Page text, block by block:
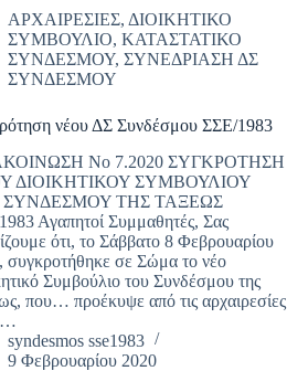
ΑΡΧΑΙΡΕΣΙΕΣ, ΔΙΟΙΚΗΤΙΚΟ
ΣΥΜΒΟΥΛΙΟ, ΚΑΤΑΣΤΑΤΙΚΟ
ΣΥΝΔΕΣΜΟΥ, ΣΥΝΕΔΡΙΑΣΗ ΔΣ
ΣΥΝΔΕΣΜΟΥ
νέου ΔΣ Συνδέσμου ΣΣΕ/1983
Νο 7.2020 ΣΥΓΚΡΟΤΗΣΗ
ΔΙΟΙΚΗΤΙΚΟΥ ΣΥΜΒΟΥΛΙΟΥ
ΣΥΝΔΕΣΜΟΥ ΤΗΣ ΤΑΞΕΩΣ
Αγαπητοί Συμμαθητές, Σας
ότι, το Σάββατο 8 Φεβρουαρίου
συγκροτήθηκε σε Σώμα το νέο
Συμβούλιο του Συνδέσμου της
που… προέκυψε από τις αρχαιρεσίες
syndesmos sse1983
9 Φεβρουαρίου 2020